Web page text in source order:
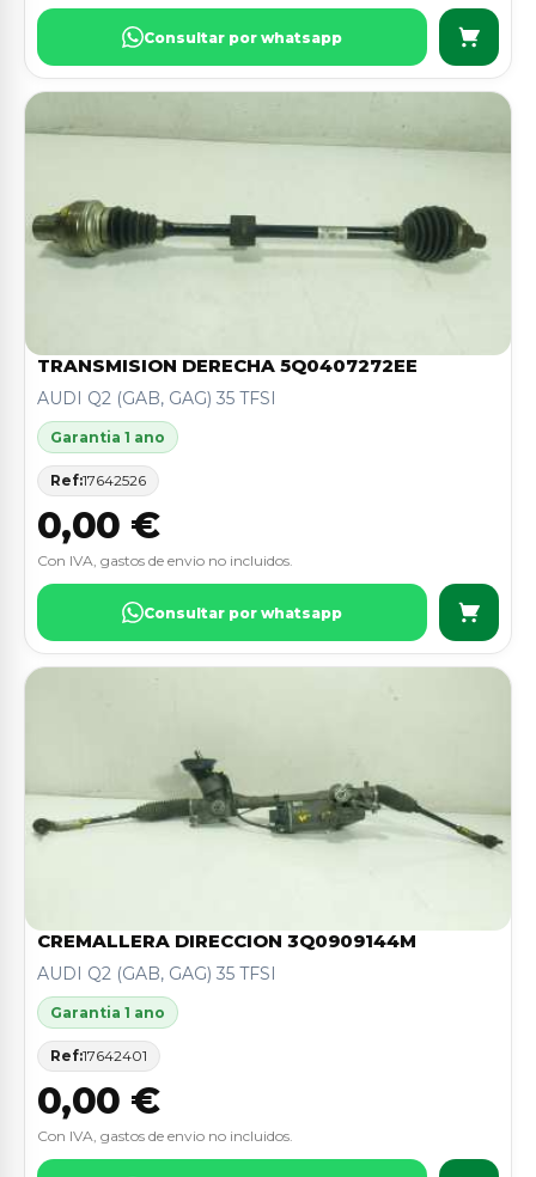
Consultar por whatsapp
TRANSMISION DERECHA 5Q0407272EE
AUDI Q2 (GAB, GAG) 35 TFSI
Garantia 1 ano
Ref:17642526
0,00 €
Con IVA, gastos de envio no incluidos.
Consultar por whatsapp
CREMALLERA DIRECCION 3Q0909144M
AUDI Q2 (GAB, GAG) 35 TFSI
Garantia 1 ano
Ref:17642401
0,00 €
Con IVA, gastos de envio no incluidos.